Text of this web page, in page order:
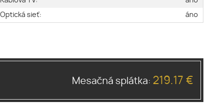
Optická sieť:
áno
Mesačná splátka: 219.17 €